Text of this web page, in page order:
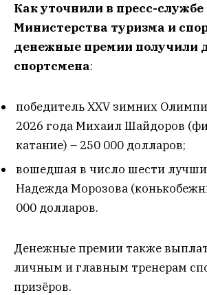
Как уточнили в пресс-службе
Министерства туризма и
денежные премии получили
спортсмена:
победитель XXV зимних
2026 года Михаил Шайдоров
катание) – 250 000 долларов;
вошедшая в число шести
Надежда Морозова
000 долларов.
Денежные премии также
личным и главным тренерам
призёров.